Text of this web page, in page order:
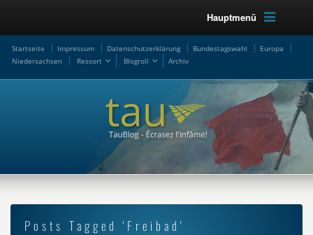
Hauptmenü
Startseite Impressum Datenschutzerklärung Bundestagswahl
Europa
Niedersachsen
Ressort Blogroll Archiv
Posts Tagged 'Freibad'